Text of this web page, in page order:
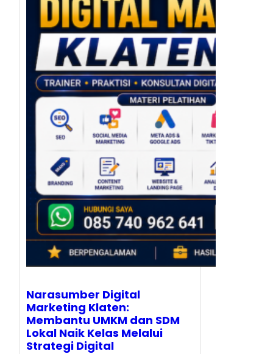
Narasumber Digital
Marketing Klaten:
Membantu UMKM dan SDM
Lokal Naik Kelas Melalui
Strategi Digital